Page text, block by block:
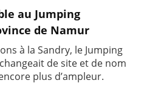
au Jumping
de Namur
à la Sandry, le Jumping
de site et de nom
plus d’ampleur.